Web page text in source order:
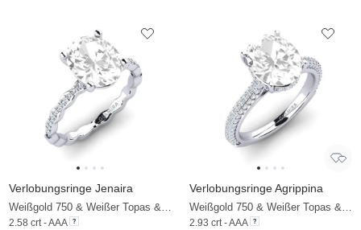
Verlobungsringe Jenaira
Weißgold 750 & Weißer Topas & Diamant
2.58 crt - AAA
Verlobungsringe Agrippina
Weißgold 750 & Weißer Topas & Diamant
2.93 crt - AAA